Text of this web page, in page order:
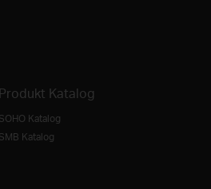
Produkt Katalog
SOHO Katalog
SMB Katalog